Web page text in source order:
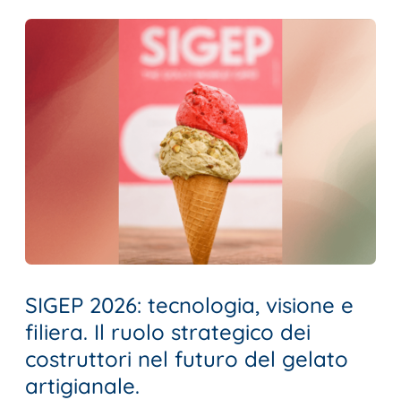
SIGEP 2026: tecnologia, visione e
filiera. Il ruolo strategico dei
costruttori nel futuro del gelato
artigianale.